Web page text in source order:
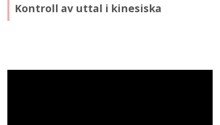
Kontroll av uttal i kinesiska